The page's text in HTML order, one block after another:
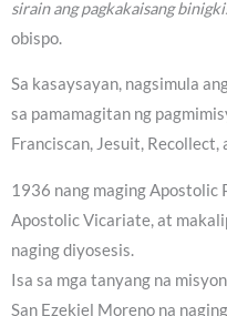
sirain ang pagkakaisang
obispo.
Sa kasaysayan, nagsimula
sa pamamagitan ng
Franciscan, Jesuit, Recollect,
1936 nang maging Apostolic
Apostolic Vicariate, at
naging diyosesis.
Isa sa mga tanyang na
San Ezekiel Moreno na